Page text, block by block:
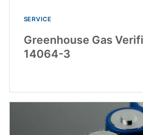
SERVICE
Greenhouse Gas
14064-3